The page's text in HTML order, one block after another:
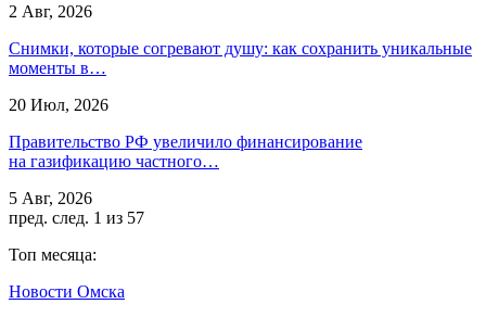
2 Авг, 2026
Снимки, которые согревают душу: как сохранить уникальные
моменты в…
20 Июл, 2026
Правительство РФ увеличило финансирование
на газификацию частного…
5 Авг, 2026
пред. след. 1 из 57
Топ месяца:
Новости Омска